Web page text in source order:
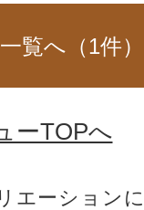
覧へ（1件）
ーTOPへ
エーション